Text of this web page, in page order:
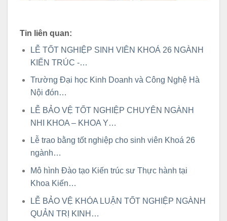
Tin liên quan:
LỄ TỐT NGHIỆP SINH VIÊN KHOÁ 26 NGÀNH
KIẾN TRÚC -…
Trường Đại học Kinh Doanh và Công Nghệ Hà
Nội đón…
LỄ BẢO VỆ TỐT NGHIỆP CHUYÊN NGÀNH
NHI KHOA – KHOA Y…
Lễ trao bằng tốt nghiệp cho sinh viên Khoá 26
ngành…
Mô hình Đào tạo Kiến trúc sư Thực hành tại
Khoa Kiến…
LỄ BẢO VỆ KHÓA LUẬN TỐT NGHIỆP NGÀNH
QUẢN TRỊ KINH…